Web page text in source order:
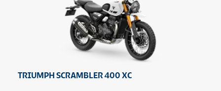
TRIUMPH SCRAMBLER 400 XC